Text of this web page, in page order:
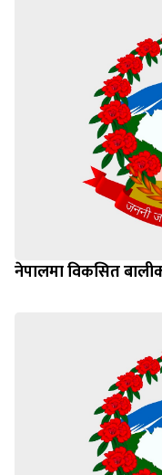
नेपालमा विकसित